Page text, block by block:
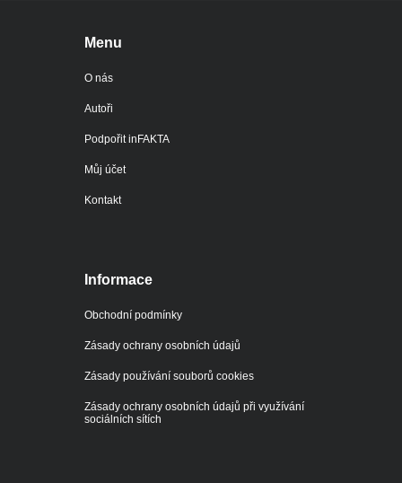
Menu
O nás
Autoři
Podpořit inFAKTA
Můj účet
Kontakt
Informace
Obchodní podmínky
Zásady ochrany osobních údajů
Zásady používání souborů cookies
Zásady ochrany osobních údajů při využívání
sociálních sítích